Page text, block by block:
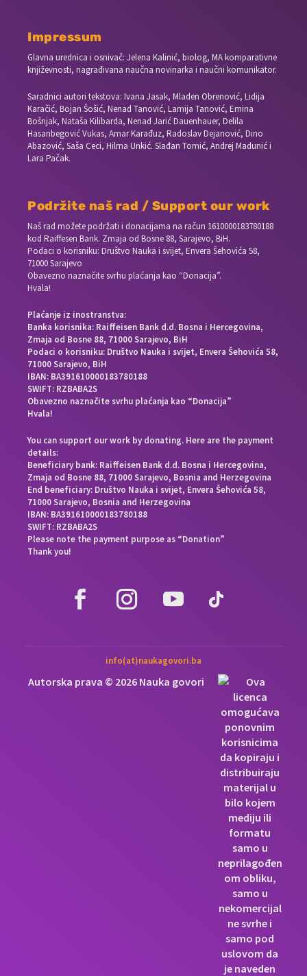
Impressum
Glavna urednica i osnivač: Jelena Kalinić, biolog, MA komparativne
književnosti, nagrađivana naučna novinarka i naučni komunikator.
Saradnici autori tekstova: Ivana Jasak, Mladen Obrenović, Lidija
Karačić, Bojan Šošić, Nenad Tanović, Lamija Tanović, Emina
Bošnjak, Nataša Kilibarda, Nenad Jarić Dauenhauer, Delila
Hasanbegović Vukas, Amar Karađuz, Radoslav Dejanović, Dino
Abazović, Saša Ceci, Hilma Unkić. Slađan Tomić, Andrej Madunić i
Lara Pačak.
Podržite naš rad / Support our work
Naš rad možete podržati i donacijama na račun 1610000183780188
kod Raiffesen Bank. Zmaja od Bosne 88, Sarajevo, BiH.
Podaci o korisniku: Društvo Nauka i svijet, Envera Šehovića 58,
71000 Sarajevo
Obavezno naznačite svrhu plaćanja kao “Donacija”.
Hvala!
Plaćanje iz inostranstva:
Banka korisnika: Raiffeisen Bank d.d. Bosna i Hercegovina,
Zmaja od Bosne 88, 71000 Sarajevo, BiH
Podaci o korisniku: Društvo Nauka i svijet, Envera Šehovića 58,
71000 Sarajevo, BiH
IBAN: BA391610000183780188
SWIFT: RZBABA2S
Obavezno naznačite svrhu plaćanja kao “Donacija”
Hvala!
You can support our work by donating. Here are the payment
details:
Beneficiary bank: Raiffeisen Bank d.d. Bosna i Hercegovina,
Zmaja od Bosne 88, 71000 Sarajevo, Bosnia and Herzegovina
End beneficiary: Društvo Nauka i svijet, Envera Šehovića 58,
71000 Sarajevo, Bosnia and Herzegovina
IBAN: BA391610000183780188
SWIFT: RZBABA2S
Please note the payment purpose as “Donation”
Thank you!
info(at)naukagovori.ba
Autorska prava © 2026 Nauka govori